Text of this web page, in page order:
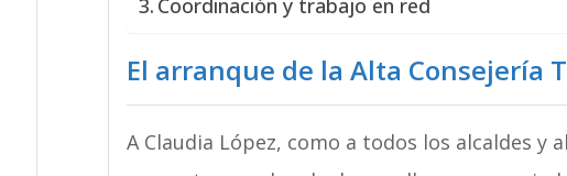
El arranque de la Alta Consejería
A Claudia López, como a todos los alcaldes y